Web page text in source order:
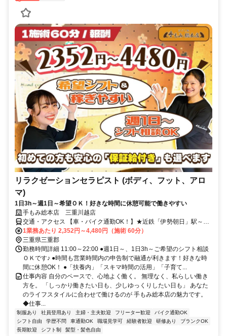
リラクゼーションセラピスト (ボディ、フット、アロ
マ)
1日3h～週1日～希望ＯＫ！好きな時間に休憩可能で働きやすい
手もみ総本店 三重川越店
交通・アクセス 【車・バイク通勤OK！】★近鉄「伊勢朝日」駅～
車・バイク4分、徒歩13分 ★JR「朝日」駅～車・バイク5分、徒歩22
分 ★近鉄「川越富洲原」駅～車・バイク5分、徒歩24分
1業務あたり 2,352円～4,480円（施術 60分）
三重県三重郡
勤務時間詳細 11:00～22:00 ●週1日～、1日3h～ご希望のシフト相談
ＯＫです♪ ●時間も営業時間内の申告制で融通が利きます！好きな時
間に休憩OK！ ●「扶養内」「スキマ時間の活用」「子育て...
仕事内容 自分のペースで、心地よく働く。 無理なく、私らしい働き
方を。 「しっかり働きたい日も、少しゆっくりしたい日も」 あなた
のライフスタイルに合わせて働けるのが 手もみ総本店の魅力です。
◆仕事...
制服あり 社員登用あり 主婦・主夫歓迎 フリーター歓迎
バイク通勤OK
シフト自由
学歴不問 車通勤OK 職場見学可 経験者歓迎 研修あり
ブランクOK
長期歓迎
シフト制 髪型・髪色自由